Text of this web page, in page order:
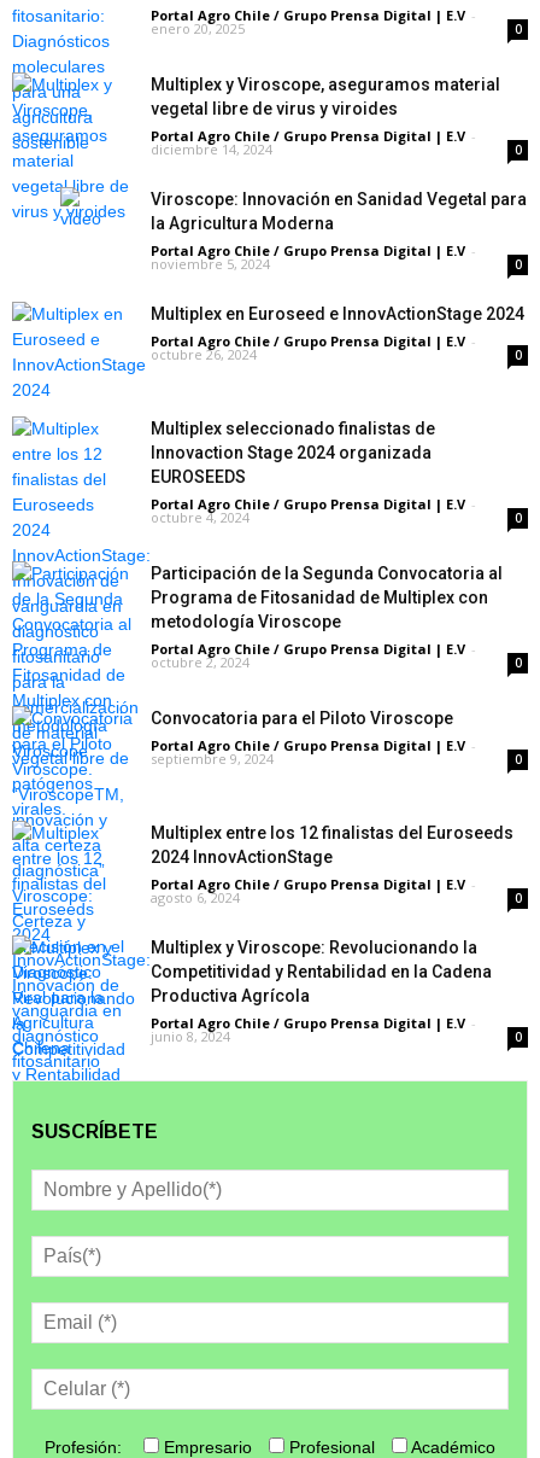
Portal Agro Chile / Grupo Prensa Digital | E.V -
enero 20, 2025 0
Multiplex y Viroscope, aseguramos material
vegetal libre de virus y viroides
Portal Agro Chile / Grupo Prensa Digital | E.V -
diciembre 14, 2024 0
Viroscope: Innovación en Sanidad Vegetal para
la Agricultura Moderna
Portal Agro Chile / Grupo Prensa Digital | E.V -
noviembre 5, 2024 0
Multiplex en Euroseed e InnovActionStage 2024
Portal Agro Chile / Grupo Prensa Digital | E.V -
octubre 26, 2024 0
Multiplex seleccionado finalistas de
Innovaction Stage 2024 organizada
EUROSEEDS
Portal Agro Chile / Grupo Prensa Digital | E.V -
octubre 4, 2024 0
Participación de la Segunda Convocatoria al
Programa de Fitosanidad de Multiplex con
metodología Viroscope
Portal Agro Chile / Grupo Prensa Digital | E.V -
octubre 2, 2024 0
Convocatoria para el Piloto Viroscope
Portal Agro Chile / Grupo Prensa Digital | E.V -
septiembre 9, 2024 0
Multiplex entre los 12 finalistas del Euroseeds
2024 InnovActionStage
Portal Agro Chile / Grupo Prensa Digital | E.V -
agosto 6, 2024 0
Multiplex y Viroscope: Revolucionando la
Competitividad y Rentabilidad en la Cadena
Productiva Agrícola
Portal Agro Chile / Grupo Prensa Digital | E.V -
junio 8, 2024 0
SUSCRÍBETE
Profesión: Empresario Profesional
Académico